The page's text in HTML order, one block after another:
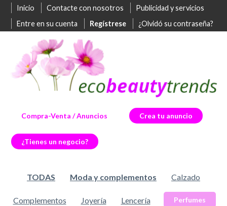
Inicio Contacte con nosotros
Publicidad y servicios
Entre en su cuenta
Regístrese ¿Olvidó su contraseña?
Compra-Venta / Anuncios Crea tu anuncio
¿Tienes un negocio?
TODAS Moda y complementos Calzado
Complementos Joyería Lencería Perfumes